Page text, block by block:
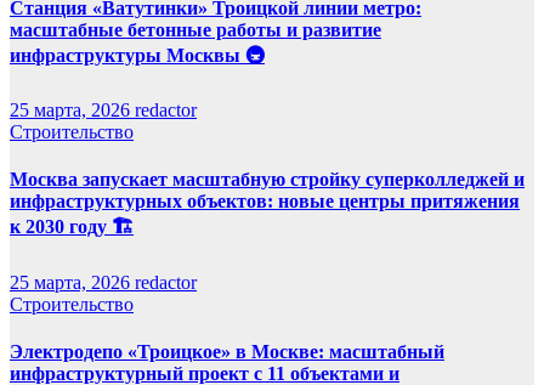
Станция «Ватутинки» Троицкой линии метро:
масштабные бетонные работы и развитие
инфраструктуры Москвы 🚇
25 марта, 2026 redactor
Строительство
Москва запускает масштабную стройку суперколледжей и
инфраструктурных объектов: новые центры притяжения
к 2030 году 🏗️
25 марта, 2026 redactor
Строительство
Электродепо «Троицкое» в Москве: масштабный
инфраструктурный проект с 11 объектами и